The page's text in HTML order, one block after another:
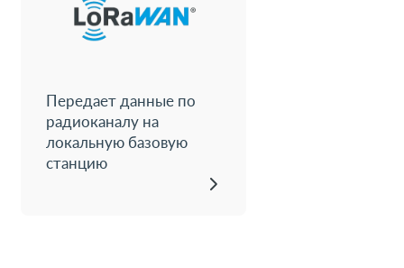
Передает данные по
радиоканалу на
локальную базовую
станцию